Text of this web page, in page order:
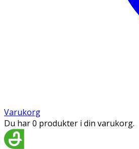
Varukorg
Du har 0 produkter i din varukorg.